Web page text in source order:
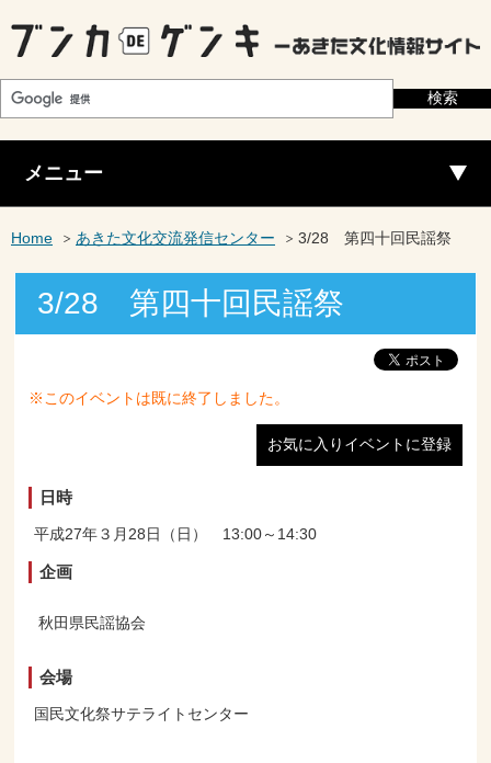
メニュー
Home あきた文化交流発信センター 3/28 第四十回民謡祭
3/28 第四十回民謡祭
※このイベントは既に終了しました。
お気に入りイベントに登録
日時
平成27年３月28日（日） 13:00～14:30
企画
秋田県民謡協会
会場
国民文化祭サテライトセンター